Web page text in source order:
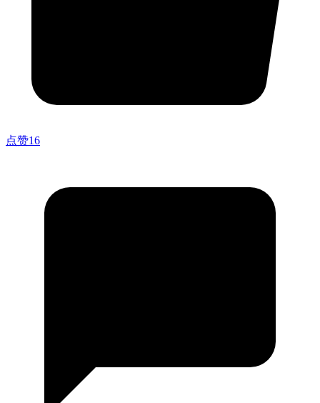
点赞16